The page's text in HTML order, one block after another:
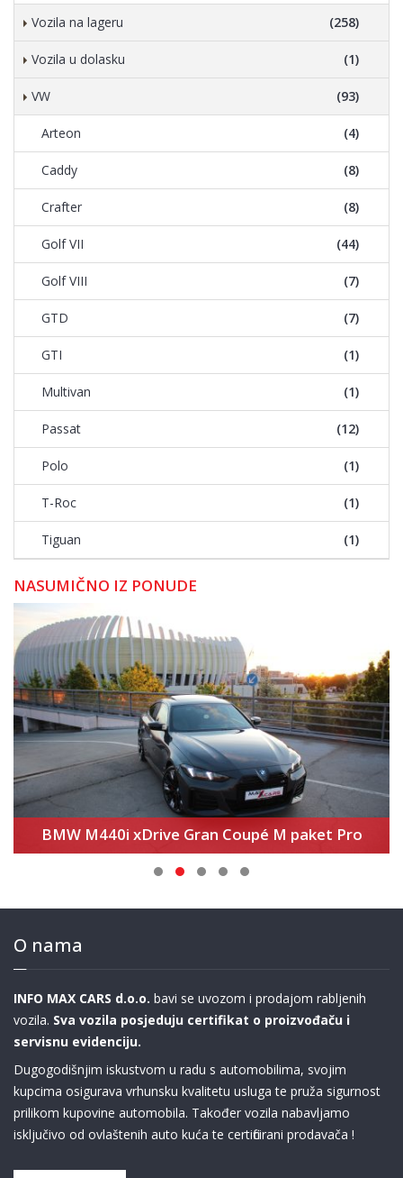
Vozila na lageru (258)
Vozila u dolasku (1)
VW (93)
Arteon (4)
Caddy (8)
Crafter (8)
Golf VII (44)
Golf VIII (7)
GTD (7)
GTI (1)
Multivan (1)
Passat (12)
Polo (1)
T-Roc (1)
Tiguan (1)
NASUMIČNO IZ PONUDE
BMW M440i xDrive Gran Coupé M paket Pro
O nama
INFO MAX CARS d.o.o. bavi se uvozom i prodajom rabljenih
vozila. Sva vozila posjeduju certifikat o proizvođaču i
servisnu evidenciju.
Dugogodišnjim iskustvom u radu s automobilima, svojim
kupcima osigurava vrhunsku kvalitetu usluga te pruža sigurnost
prilikom kupovine automobila. Također vozila nabavljamo
isključivo od ovlaštenih auto kuća te certificirani prodavača !